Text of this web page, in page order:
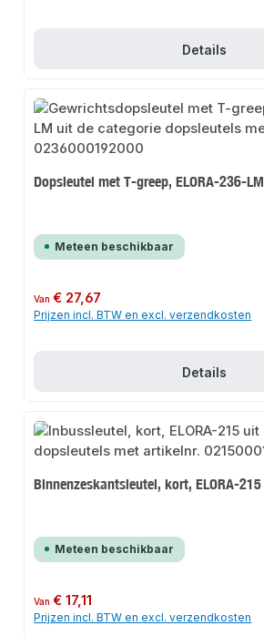
Details
Dopsleutel met T-greep, ELORA-236-LM
Meteen beschikbaar
Normale prijs:
Van€ 27,67
Prijzen incl. BTW en excl. verzendkosten
Details
Binnenzeskantsleutel, kort, ELORA-215
Meteen beschikbaar
Normale prijs:
Van€ 17,11
Prijzen incl. BTW en excl. verzendkosten